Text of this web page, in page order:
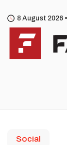
8 August 2026 •
Social